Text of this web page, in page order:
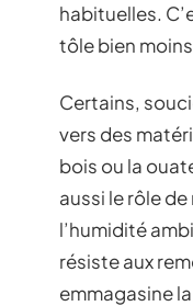
habituelles.
tôle bien
Certains,
vers des
bois ou la
aussi le rôle
l’humidité
résiste aux
emmagasine